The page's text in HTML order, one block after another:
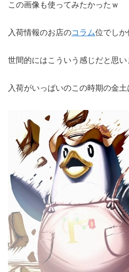
この画像も使ってみたかったｗ
入荷情報のお店のコラム位でしか
世間的にはこういう感じだと思い
入荷がいっぱいのこの時期の金土